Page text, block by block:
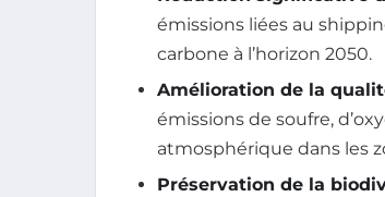
émissions liées au
carbone à l’horizon 2050.
Amélioration de la
émissions de soufre,
atmosphérique dans les
Préservation de la